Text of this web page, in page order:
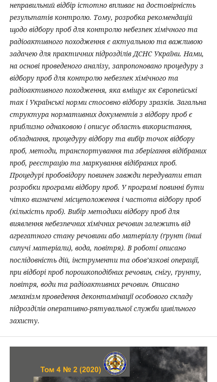
неправильний відбір істотно впливає на достовірність
результатів контролю. Тому, розробка рекомендацій
щодо відбору проб для контролю небезпек хімічного та
радіоактивного походження є актуальною та важливою
задачею для практичних підрозділів ДСНС України. Нами,
на основі проведеного аналізу, запропоновано процедуру з
відбору проб для контролю небезпек хімічного та
радіоактивного походження, яка вміщує як Європейські
так і Українські норми стосовно відбору зразків. Загальна
структура нормативних документів з відбору проб є
приблизно однаковою і описує область використання,
обладнання, процедуру відбору та вибір точок відбору
проб, методи, транспортування та зберігання відібраних
проб, реєстрацію та маркування відібраних проб.
Процедурі пробовідору повинен завжди передувати етап
розробки програми відбору проб. У програмі повинні бути
чітко визначені місцеположення і частота відбору проб
(кількість проб). Вибір методики відбору проб для
виявлення небезпечних хімічних речовин залежить від
агрегатного стану речовини або матеріалу (ґрунт (інші
сипучі матеріали), вода, повітря). В роботі описано
послідовність дій, інструменти та обов’язкові операції,
при відборі проб порошкоподібних речовин, снігу, ґрунту,
повітря, води та радіоактивних речовин. Описано
механізм проведення деконтамінації особового складу
підрозділів оперативно-рятувальної служби цивільного
захисту.